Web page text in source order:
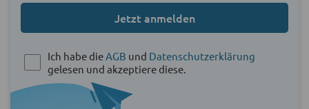
Jetzt anmelden
Ich habe die AGB und Datenschutzerklärung
gelesen und akzeptiere diese.